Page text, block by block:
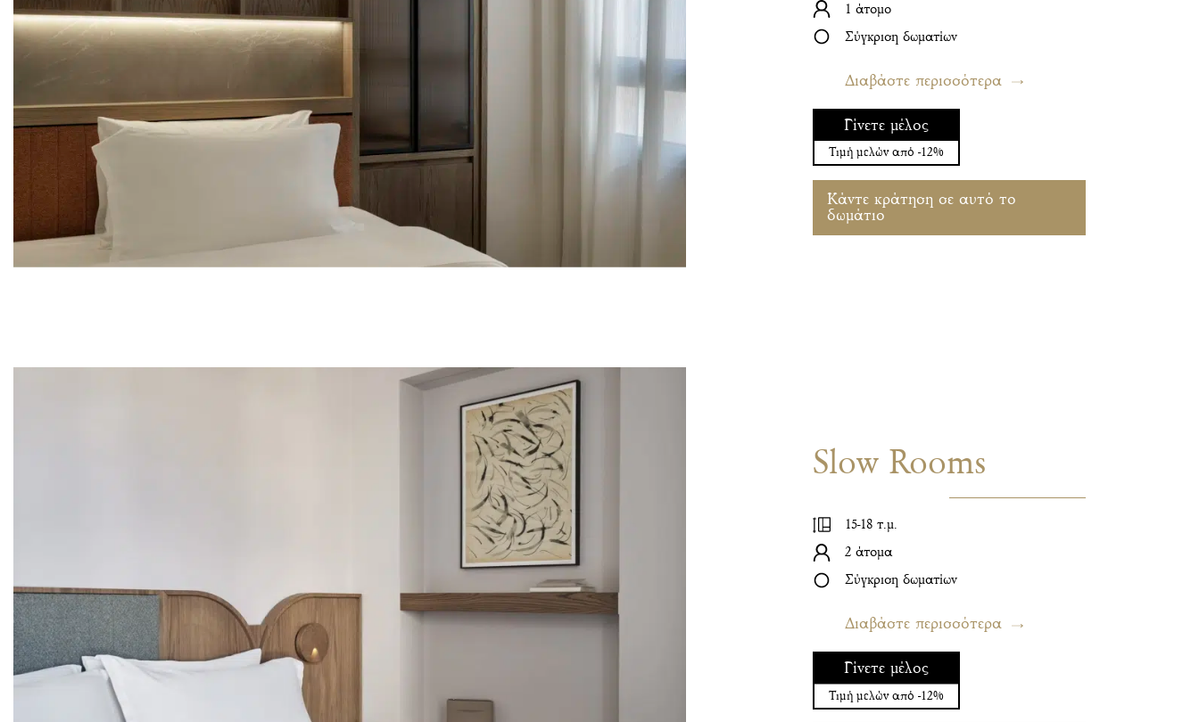
1 άτομο
Σύγκριση δωματίων
Διαβάστε περισσότερα
Γίνετε μέλος
Τιμή μελών από -12%
Κάντε κράτηση σε αυτό το
δωμάτιο
Slow Rooms
15-18 τ.μ.
2 άτομα
Σύγκριση δωματίων
Διαβάστε περισσότερα
Γίνετε μέλος
Τιμή μελών από -12%